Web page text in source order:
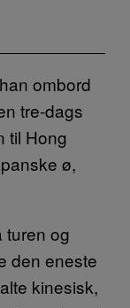
ombord
tre-dags
til Hong
ø,
turen og
den eneste
kinesisk,